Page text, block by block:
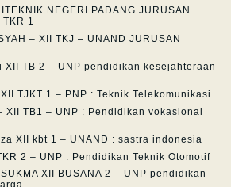
NEGERI PADANG JURUSAN
1
– XII TKJ – UNAND JURUSAN
XII TB 2 – UNP pendidikan kesejahteraan
TJKT 1 – PNP : Teknik Telekomunikasi
XII TB1 – UNP : Pendidikan vokasional
XII kbt 1 – UNAND : sastra indonesia
2 – UNP : Pendidikan Teknik Otomotif
XII BUSANA 2 – UNP pendidikan